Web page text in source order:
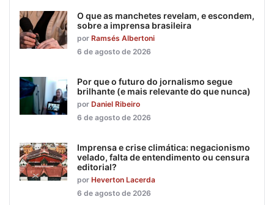
O que as manchetes revelam, e escondem,
sobre a imprensa brasileira
por Ramsés Albertoni
6 de agosto de 2026
Por que o futuro do jornalismo segue
brilhante (e mais relevante do que nunca)
por Daniel Ribeiro
6 de agosto de 2026
Imprensa e crise climática: negacionismo
velado, falta de entendimento ou censura
editorial?
por Heverton Lacerda
6 de agosto de 2026